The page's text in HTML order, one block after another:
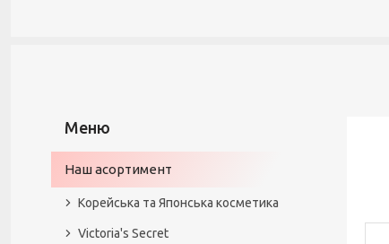
Наш асортимент
Корейська та Японська косметика
Victoria's Secret